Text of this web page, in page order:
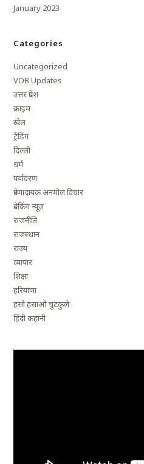
January 2023
Categories
Uncategorized
VOB Updates
उत्तर प्रदेश
क्राइम
खेल
ट्रेंडिंग
दिल्ली
धर्म
पर्यावरण
प्रेरणादायक अनमोल विचार
ब्रेकिंग न्यूज़
राजनीति
राजस्थान
राज्य
व्यापार
शिक्षा
हरियाणा
हसो हसाओ चुटकुले
हिंदी कहानी